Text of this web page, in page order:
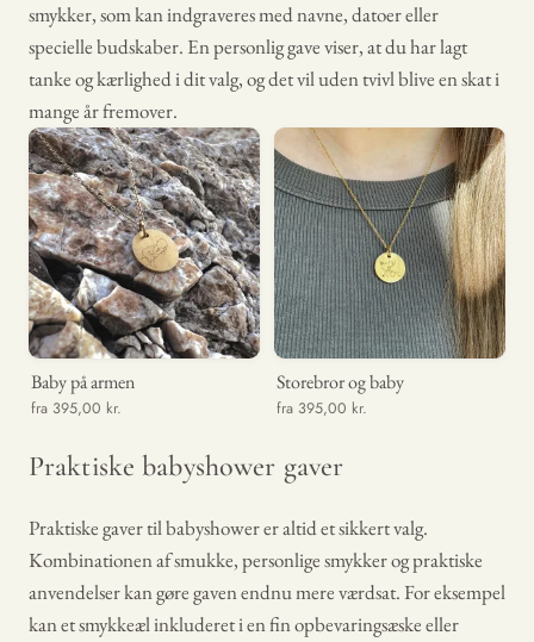
smykker, som kan indgraveres med navne, datoer eller
specielle budskaber. En personlig gave viser, at du har lagt
tanke og kærlighed i dit valg, og det vil uden tvivl blive en skat i
mange år fremover.
Baby på armen
fra 395,00 kr.
Storebror og baby
fra 395,00 kr.
Praktiske babyshower gaver
Praktiske gaver til babyshower er altid et sikkert valg.
Kombinationen af smukke, personlige smykker og praktiske
anvendelser kan gøre gaven endnu mere værdsat. For eksempel
kan et smykkeæl inkluderet i en fin opbevaringsæske eller